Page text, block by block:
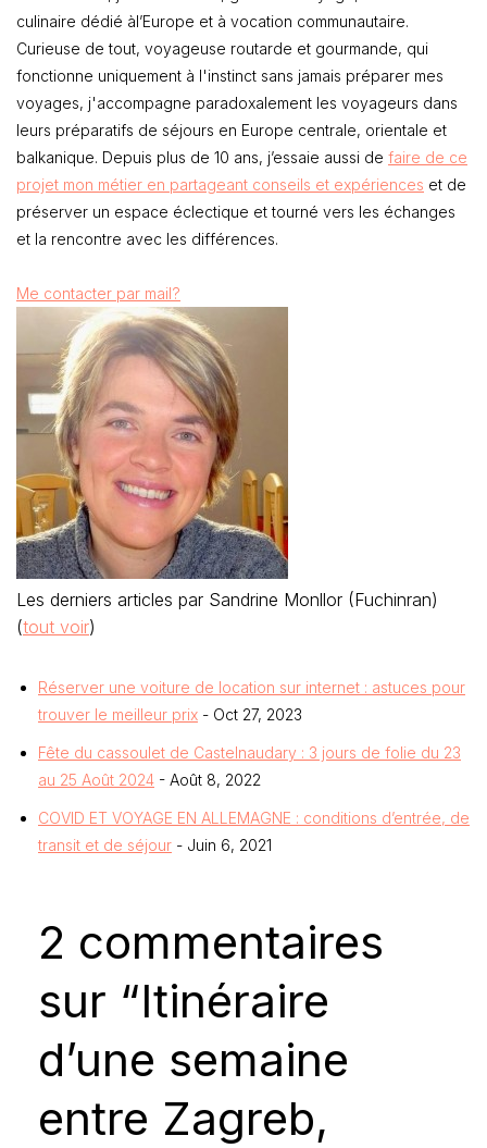
culinaire dédié àl’Europe et à vocation communautaire.
Curieuse de tout, voyageuse routarde et gourmande, qui
fonctionne uniquement à l'instinct sans jamais préparer mes
voyages, j'accompagne paradoxalement les voyageurs dans
leurs préparatifs de séjours en Europe centrale, orientale et
balkanique. Depuis plus de 10 ans, j’essaie aussi de faire de ce
projet mon métier en partageant conseils et expériences et de
préserver un espace éclectique et tourné vers les échanges
et la rencontre avec les différences.
Me contacter par mail?
Les derniers articles par Sandrine Monllor (Fuchinran)
(tout voir)
Réserver une voiture de location sur internet : astuces pour
trouver le meilleur prix - Oct 27, 2023
Fête du cassoulet de Castelnaudary : 3 jours de folie du 23
au 25 Août 2024 - Août 8, 2022
COVID ET VOYAGE EN ALLEMAGNE : conditions d’entrée, de
transit et de séjour - Juin 6, 2021
2 commentaires
sur “Itinéraire
d’une semaine
entre Zagreb,